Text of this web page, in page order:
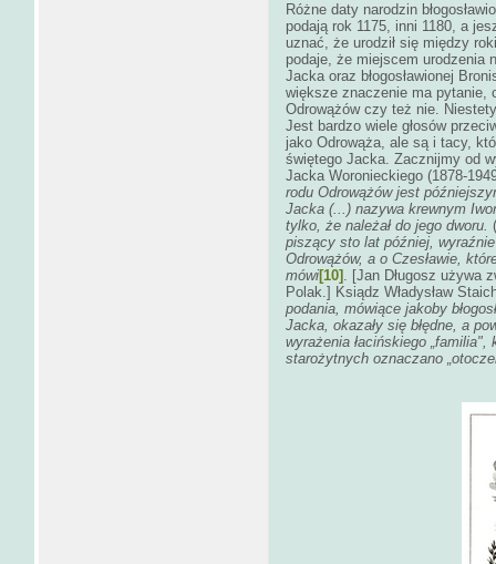
Różne daty narodzin
podają rok 1175, inni 1180, a
uznać, że urodził się między
podaje, że miejscem urodzenia
Jacka oraz błogosławionej
większe znaczenie ma pytanie,
Odrowążów czy też nie.
Jest bardzo wiele głosów
jako Odrowąża, ale są i tacy,
świętego Jacka. Zacznijmy od
Jacka Woronieckiego (1878-
rodu Odrowążów jest
Jacka (...) nazywa krewnym
tylko, że należał do jego dworu.
piszący sto lat później,
Odrowążów, a o Czesławie,
mówi[10] . [Jan Długosz używa
Polak.] Ksiądz Władysław
podania, mówiące jakoby
Jacka, okazały się błędne, a
wyrażenia łacińskiego
starożytnych oznaczano